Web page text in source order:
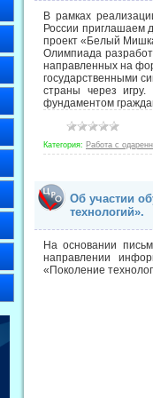
В рамках
России приглашаем
проект «Белый
Олимпиада
направленных на
государственными
страны через игру.
фундаментом
Категория: Работа с
Об участии
технологий».
На основании
направлении
«Поколение